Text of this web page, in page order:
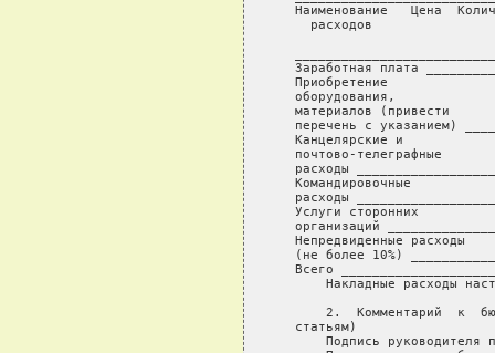
Наименование   Цена
расходов
Заработная плата
   Приобретение
   оборудования,
   материалов (привести
перечень с указанием)
   Канцелярские и
   почтово-телеграфные
расходы
   Командировочные
расходы
   Услуги сторонних
организаций
   Непредвиденные расходы
(не более 10%)
Всего
Накладные расходы
2.  Комментарий  к
   статьям)
Подпись руководителя